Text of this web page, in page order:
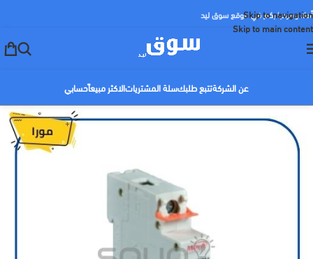
Skip to navigation
Skip to main content
أهلا ومرحبا بكم في موقع سوق ليد
عن الشركةتتبع طلبكسلة المشترياتالاكثر مبيعاًحسابي